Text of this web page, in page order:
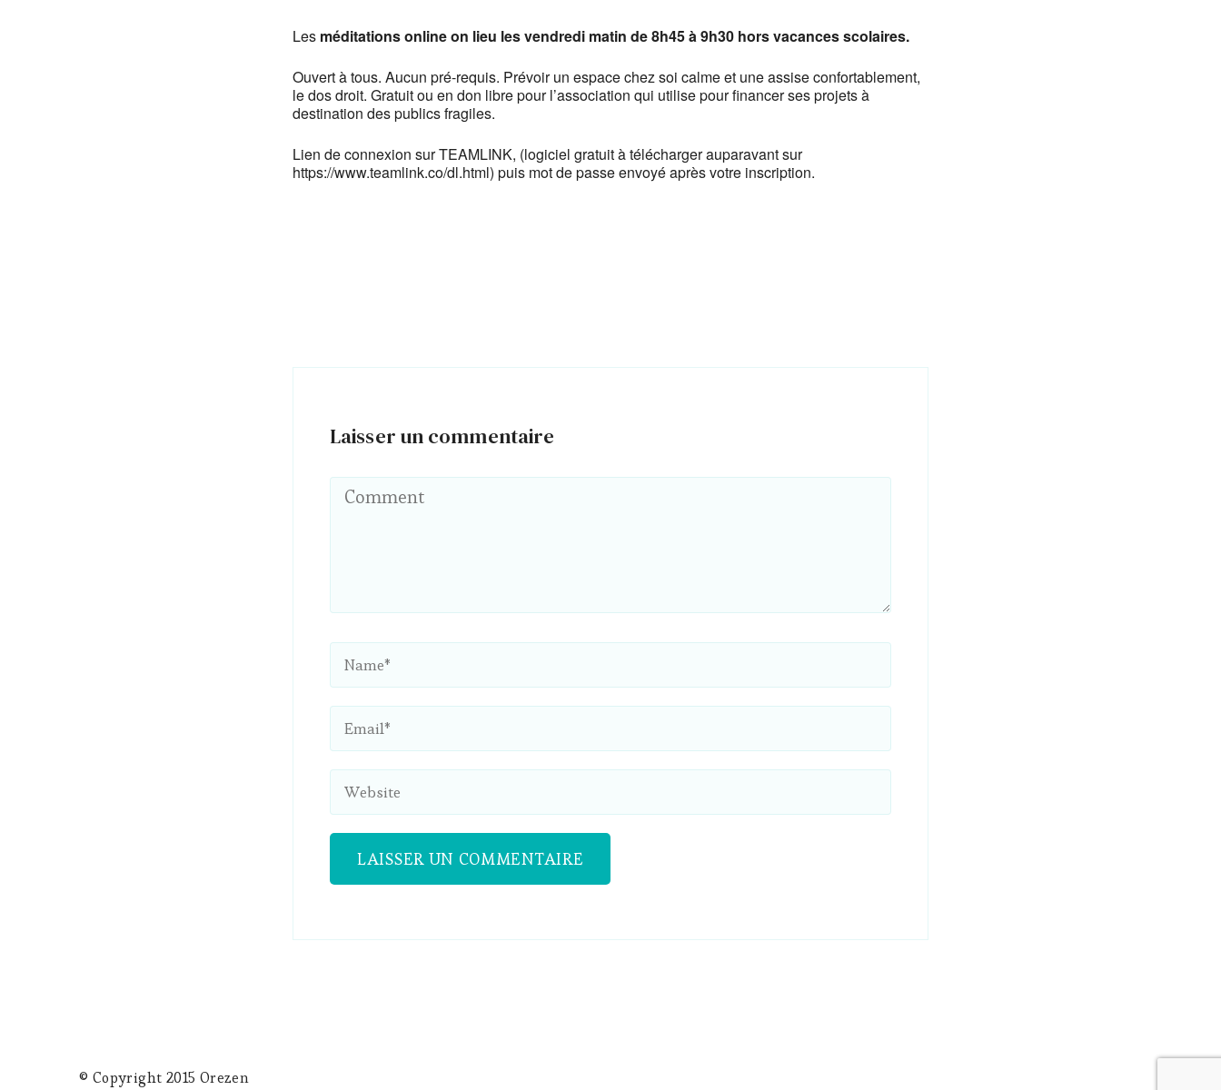
Les méditations online on lieu les vendredi matin de 8h45 à 9h30 hors vacances scolaires.
Ouvert à tous. Aucun pré-requis. Prévoir un espace chez soi calme et une assise confortablement,
le dos droit. Gratuit ou en don libre pour l’association qui utilise pour financer ses projets à
destination des publics fragiles.
Lien de connexion sur TEAMLINK, (logiciel gratuit à télécharger auparavant sur
https://www.teamlink.co/dl.html) puis mot de passe envoyé après votre inscription.
Laisser un commentaire
© Copyright 2015 Orezen